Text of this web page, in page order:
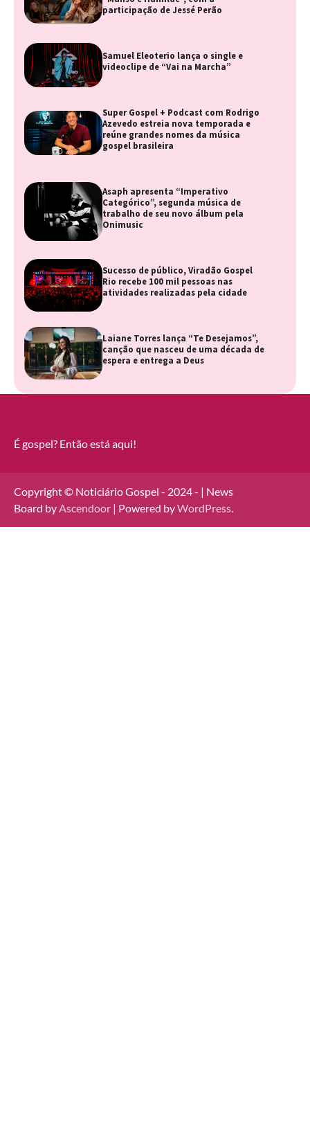
participação de Jessé Perão
Samuel Eleoterio lança o single e
videoclipe de “Vai na Marcha”
Super Gospel + Podcast com Rodrigo
Azevedo estreia nova temporada e
reúne grandes nomes da música
gospel brasileira
Asaph apresenta “Imperativo
Categórico”, segunda música de
trabalho de seu novo álbum pela
Onimusic
Sucesso de público, Viradão Gospel
Rio recebe 100 mil pessoas nas
atividades realizadas pela cidade
Laiane Torres lança “Te Desejamos”,
canção que nasceu de uma década de
espera e entrega a Deus
É gospel? Então está aqui!
Copyright © Noticiário Gospel - 2024 - | News
Board byAscendoor | Powered byWordPress.